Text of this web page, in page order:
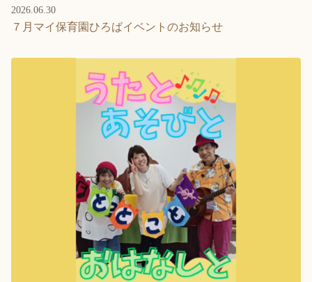
2026.06.30
７月マイ保育園ひろばイベントのお知らせ